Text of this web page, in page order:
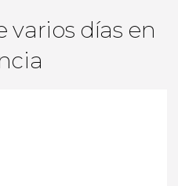
varios días en